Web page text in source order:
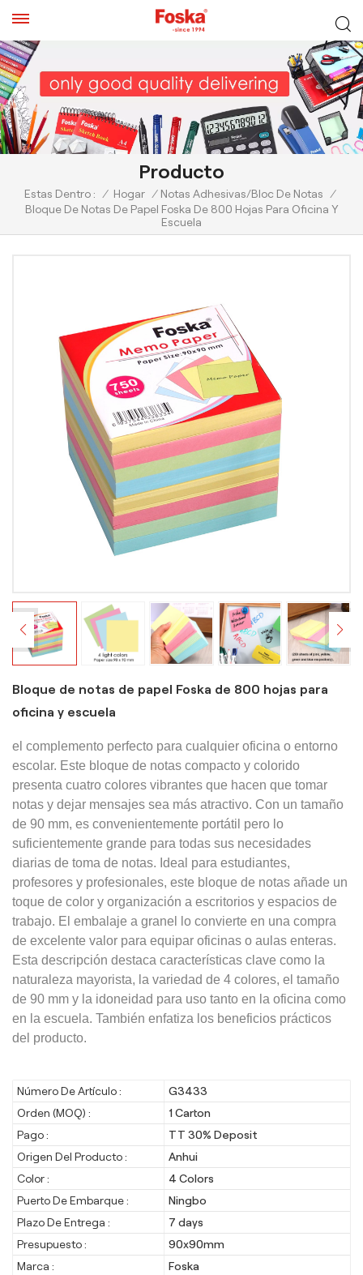
Producto
Estas Dentro : / Hogar / Notas Adhesivas/Bloc De Notas /
Bloque De Notas De Papel Foska De 800 Hojas Para Oficina Y
Escuela
Bloque de notas de papel Foska de 800 hojas para
oficina y escuela
el complemento perfecto para cualquier oficina o entorno
escolar. Este bloque de notas compacto y colorido
presenta cuatro colores vibrantes que hacen que tomar
notas y dejar mensajes sea más atractivo. Con un tamaño
de 90 mm, es convenientemente portátil pero lo
suficientemente grande para todas sus necesidades
diarias de toma de notas. Ideal para estudiantes,
profesores y profesionales, este bloque de notas añade un
toque de color y organización a escritorios y espacios de
trabajo. El embalaje a granel lo convierte en una compra
de excelente valor para equipar oficinas o aulas enteras.
Esta descripción destaca características clave como la
naturaleza mayorista, la variedad de 4 colores, el tamaño
de 90 mm y la idoneidad para uso tanto en la oficina como
en la escuela. También enfatiza los beneficios prácticos
del producto.
Número De Artículo :
G3433
Orden (MOQ) :
1 Carton
Pago :
TT 30% Deposit
Origen Del Producto :
Anhui
Color :
4 Colors
Puerto De Embarque :
Ningbo
Plazo De Entrega :
7 days
Presupuesto :
90x90mm
Marca :
Foska